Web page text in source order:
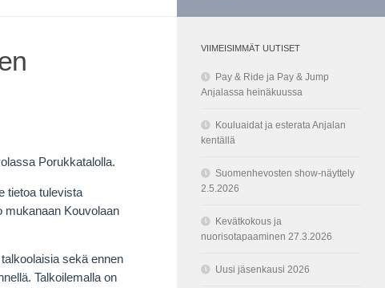
Porukkatalolla.
tietoa tulevista
mukanaan Kouvolaan
sekä ennen
Talkoilemalla on
VIIMEISIMMÄT UUTISET
Pay & Ride ja Pay & Jump
Anjalassa heinäkuussa
Kouluaidat ja esterata Anjalan
kentällä
Suomenhevosten show-näyttely
2.5.2026
Kevätkokous ja
nuorisotapaaminen 27.3.2026
Uusi jäsenkausi 2026